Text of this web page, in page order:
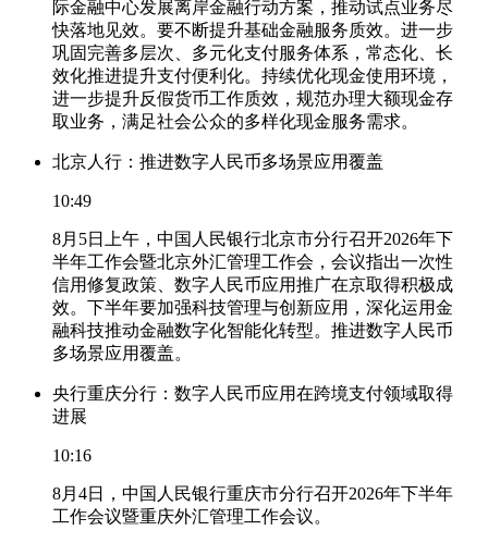
际金融中心发展离岸金融行动方案，推动试点业务尽
快落地见效。要不断提升基础金融服务质效。进一步
巩固完善多层次、多元化支付服务体系，常态化、长
效化推进提升支付便利化。持续优化现金使用环境，
进一步提升反假货币工作质效，规范办理大额现金存
取业务，满足社会公众的多样化现金服务需求。
北京人行：推进数字人民币多场景应用覆盖
10:49
8月5日上午，中国人民银行北京市分行召开2026年下
半年工作会暨北京外汇管理工作会，会议指出一次性
信用修复政策、数字人民币应用推广在京取得积极成
效。下半年要加强科技管理与创新应用，深化运用金
融科技推动金融数字化智能化转型。推进数字人民币
多场景应用覆盖。
央行重庆分行：数字人民币应用在跨境支付领域取得
进展
10:16
8月4日，中国人民银行重庆市分行召开2026年下半年
工作会议暨重庆外汇管理工作会议。